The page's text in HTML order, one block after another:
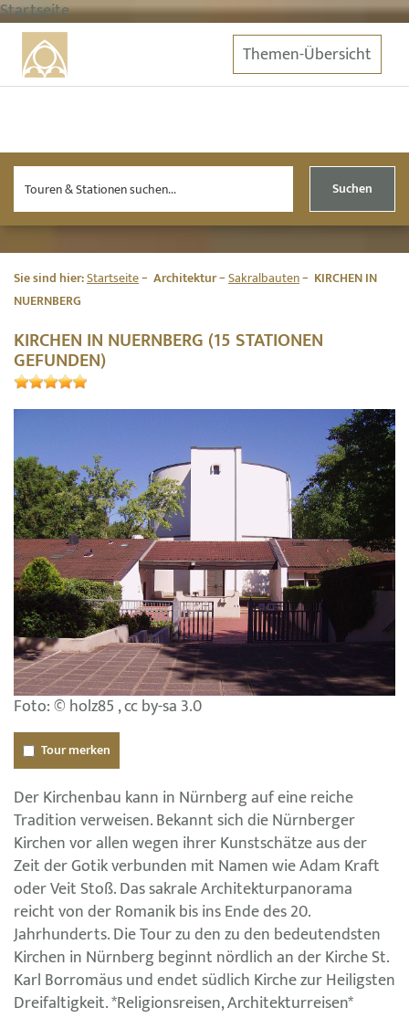
Startseite
Themen-Übersicht
Suchen
Sie sind hier:Startseite Architektur Sakralbauten
KIRCHEN IN
NUERNBERG
KIRCHEN IN NUERNBERG (15 STATIONEN
GEFUNDEN)
Foto: © holz85 , cc by-sa 3.0
Tour merken
Der Kirchenbau kann in Nürnberg auf eine reiche
Tradition verweisen. Bekannt sich die Nürnberger
Kirchen vor allen wegen ihrer Kunstschätze aus der
Zeit der Gotik verbunden mit Namen wie Adam Kraft
oder Veit Stoß. Das sakrale Architekturpanorama
reicht von der Romanik bis ins Ende des 20.
Jahrhunderts. Die Tour zu den zu den bedeutendsten
Kirchen in Nürnberg beginnt nördlich an der Kirche St.
Karl Borromäus und endet südlich Kirche zur Heiligsten
Dreifaltigkeit. *Religionsreisen, Architekturreisen*